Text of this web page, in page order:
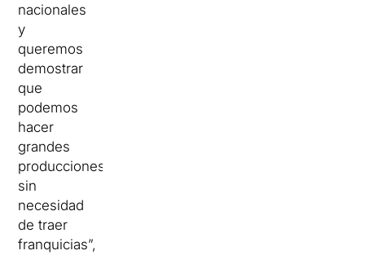
nacionales
y
queremos
demostrar
que
podemos
hacer
grandes
producciones,
sin
necesidad
de traer
franquicias”,